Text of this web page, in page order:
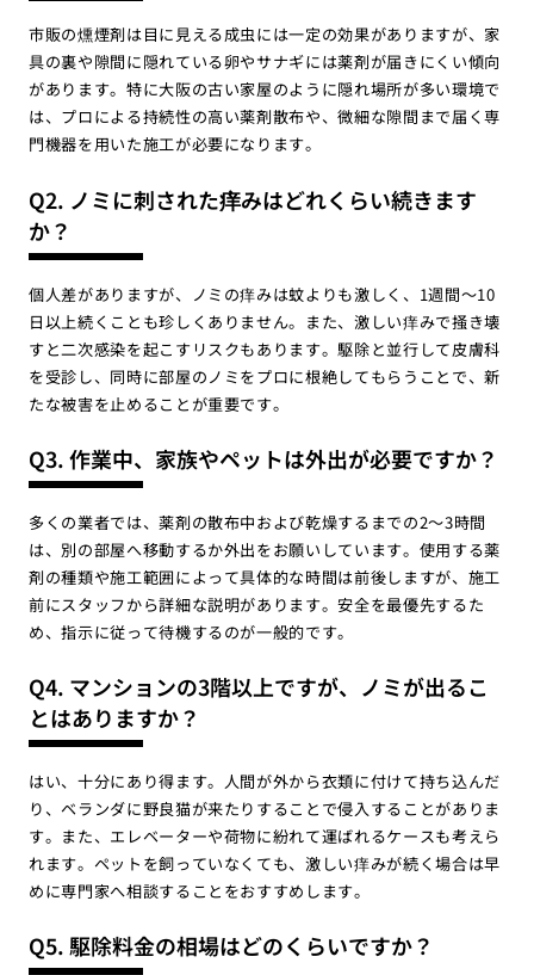
市販の燻煙剤は目に見える成虫には一定の効果がありますが、家
具の裏や隙間に隠れている卵やサナギには薬剤が届きにくい傾向
があります。特に大阪の古い家屋のように隠れ場所が多い環境で
は、プロによる持続性の高い薬剤散布や、微細な隙間まで届く専
門機器を用いた施工が必要になります。
Q2. ノミに刺された痒みはどれくらい続きます
か？
個人差がありますが、ノミの痒みは蚊よりも激しく、1週間〜10
日以上続くことも珍しくありません。また、激しい痒みで掻き壊
すと二次感染を起こすリスクもあります。駆除と並行して皮膚科
を受診し、同時に部屋のノミをプロに根絶してもらうことで、新
たな被害を止めることが重要です。
Q3. 作業中、家族やペットは外出が必要ですか？
多くの業者では、薬剤の散布中および乾燥するまでの2〜3時間
は、別の部屋へ移動するか外出をお願いしています。使用する薬
剤の種類や施工範囲によって具体的な時間は前後しますが、施工
前にスタッフから詳細な説明があります。安全を最優先するた
め、指示に従って待機するのが一般的です。
Q4. マンションの3階以上ですが、ノミが出るこ
とはありますか？
はい、十分にあり得ます。人間が外から衣類に付けて持ち込んだ
り、ベランダに野良猫が来たりすることで侵入することがありま
す。また、エレベーターや荷物に紛れて運ばれるケースも考えら
れます。ペットを飼っていなくても、激しい痒みが続く場合は早
めに専門家へ相談することをおすすめします。
Q5. 駆除料金の相場はどのくらいですか？